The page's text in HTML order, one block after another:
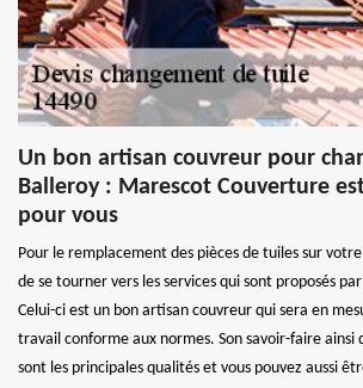
Un bon artisan couvreur pour
Balleroy : Marescot Couverture
pour vous
Pour le remplacement des pièces de tuiles sur
de se tourner vers les services qui sont proposés
Celui-ci est un bon artisan couvreur qui sera en
travail conforme aux normes. Son savoir-faire ainsi
sont les principales qualités et vous pouvez aussi